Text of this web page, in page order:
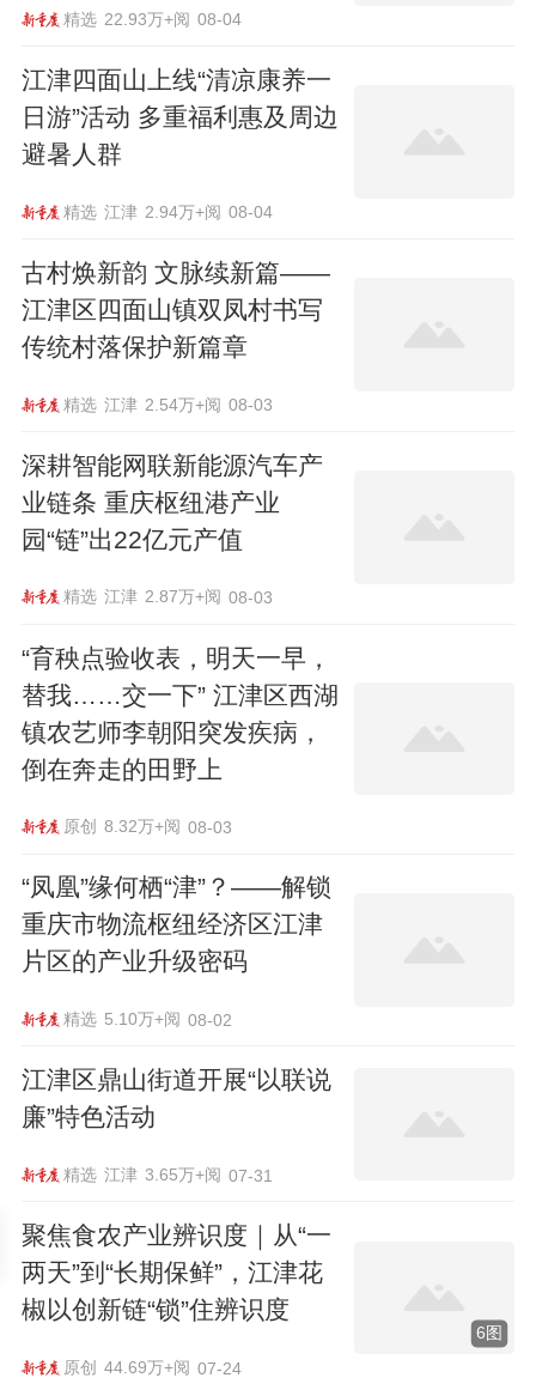
精选 22.93万+阅 08-04
江津四面山上线“清凉康养一
日游”活动 多重福利惠及周边
避暑人群
精选 江津 2.94万+阅 08-04
古村焕新韵 文脉续新篇——
江津区四面山镇双凤村书写
传统村落保护新篇章
精选 江津 2.54万+阅 08-03
深耕智能网联新能源汽车产
业链条 重庆枢纽港产业
园“链”出22亿元产值
精选 江津 2.87万+阅 08-03
“育秧点验收表，明天一早，
替我……交一下” 江津区西湖
镇农艺师李朝阳突发疾病，
倒在奔走的田野上
原创 8.32万+阅 08-03
“凤凰”缘何栖“津”？——解锁
重庆市物流枢纽经济区江津
片区的产业升级密码
精选 5.10万+阅 08-02
江津区鼎山街道开展“以联说
廉”特色活动
精选 江津 3.65万+阅 07-31
聚焦食农产业辨识度｜从“一
两天”到“长期保鲜”，江津花
椒以创新链“锁”住辨识度
原创 44.69万+阅 07-24
6图